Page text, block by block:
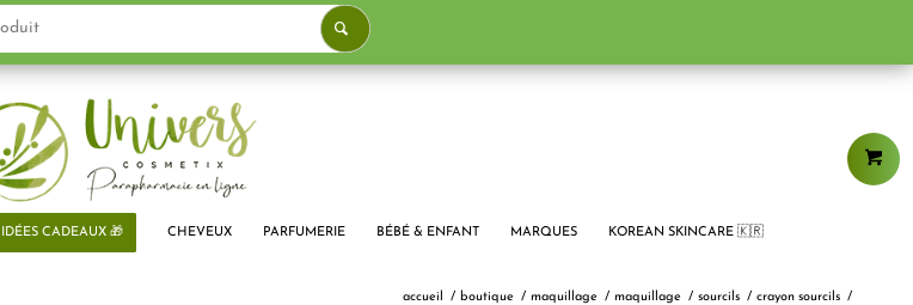
IDÉES CADEAUX 🎁 CHEVEUX PARFUMERIE BÉBÉ & ENFANT MARQUES KOREAN SKINCARE 🇰🇷
accueil / boutique / maquillage / maquillage / sourcils / crayon sourcils /